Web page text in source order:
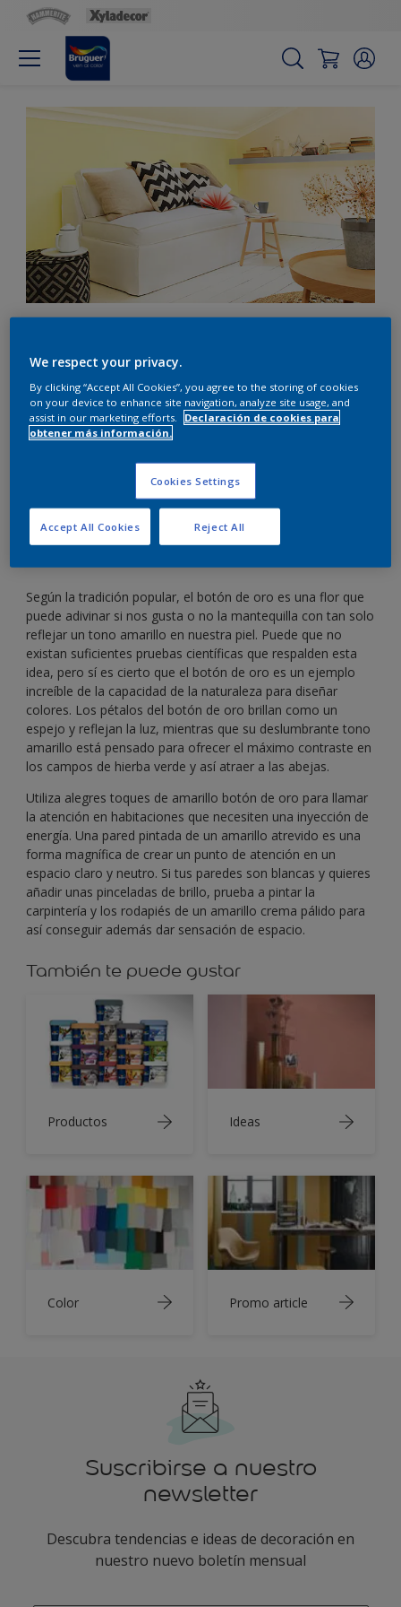
con un amarillo botón de
oro
Marca tu estilo con alegres toques de amarillo
Según la tradición popular, el botón de oro es una flor que
puede adivinar si nos gusta o no la mantequilla con tan solo
reflejar un tono amarillo en nuestra piel. Puede que no
existan suficientes pruebas científicas que respalden esta
idea, pero sí es cierto que el botón de oro es un ejemplo
increíble de la capacidad de la naturaleza para diseñar
colores. Los pétalos del botón de oro brillan como un
espejo y reflejan la luz, mientras que su deslumbrante tono
amarillo está pensado para ofrecer el máximo contraste en
los campos de hierba verde y así atraer a las abejas.
Utiliza alegres toques de amarillo botón de oro para llamar
la atención en habitaciones que necesiten una inyección de
energía. Una pared pintada de un amarillo atrevido es una
forma magnífica de crear un punto de atención en un
espacio claro y neutro. Si tus paredes son blancas y quieres
añadir unas pinceladas de brillo, prueba a pintar la
carpintería y los rodapiés de un amarillo crema pálido para
así conseguir además dar sensación de espacio.
También te puede gustar
Productos Ideas
Color Promo article
Suscribirse a nuestro
newsletter
Descubra tendencias e ideas de decoración en
nuestro nuevo boletín mensual
We respect your privacy.
By clicking “Accept All Cookies”, you agree to the storing of cookies
on your device to enhance site navigation, analyze site usage, and
assist in our marketing efforts.
Declaración de cookies para
obtener más información.
Cookies Settings
Reject All
Accept All Cookies